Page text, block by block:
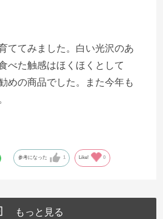
ててみました。白い光沢のあ
べた触感はほくほくとして
めの商品でした。また今年も
参考になった 1 Like! 0
もっと見る